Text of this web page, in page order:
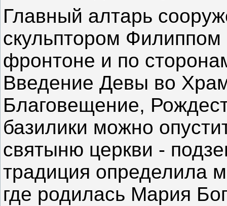
Главный алтарь
скульптором
фронтоне и по
Введение Девы во
Благовещение,
базилики можно
святыню церкви -
традиция определила
где родилась Мария